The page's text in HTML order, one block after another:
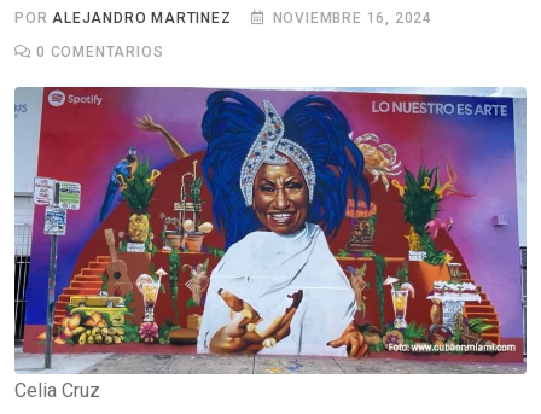
PORALEJANDRO MARTINEZ
NOVIEMBRE 16, 2024
0 COMENTARIOS
Celia Cruz